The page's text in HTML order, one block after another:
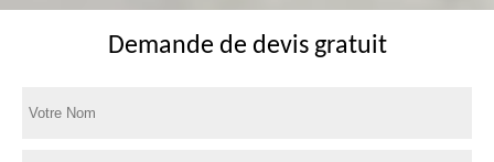
Demande de devis gratuit